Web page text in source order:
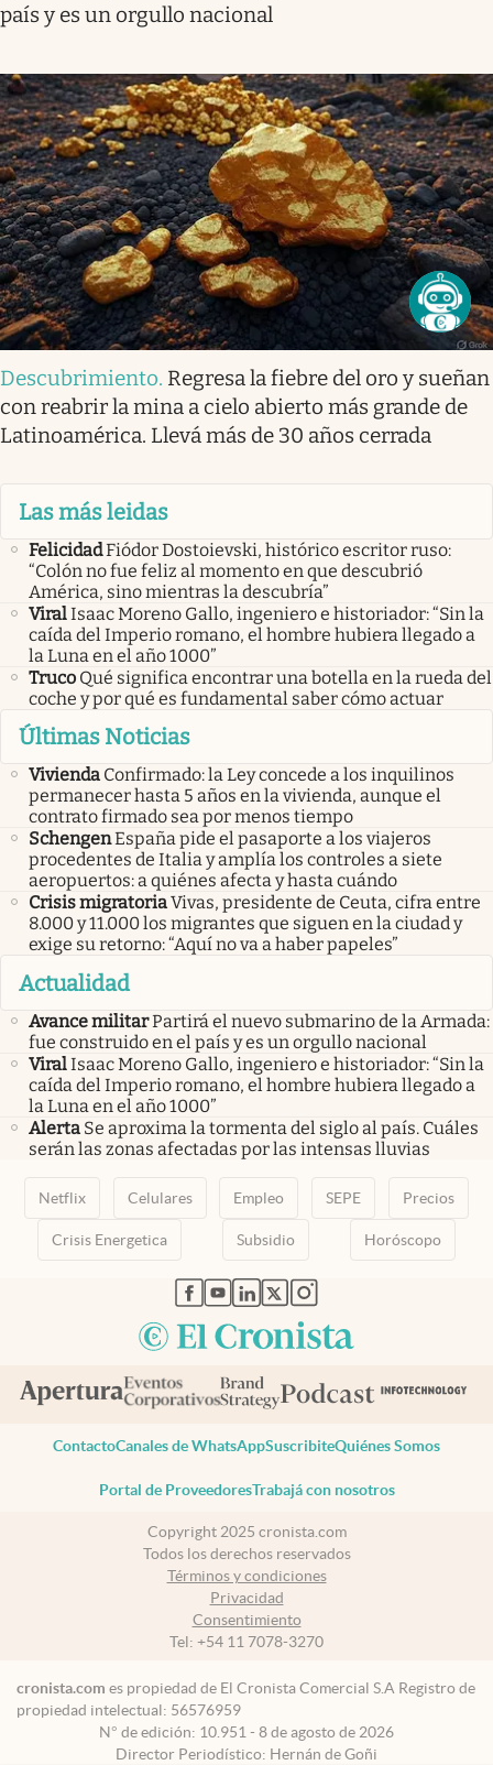
país y es un orgullo nacional
Descubrimiento. Regresa la fiebre del oro y sueñan
con reabrir la mina a cielo abierto más grande de
Latinoamérica. Llevá más de 30 años cerrada
Las más leidas
FelicidadFiódor Dostoievski, histórico escritor ruso:
“Colón no fue feliz al momento en que descubrió
América, sino mientras la descubría”
ViralIsaac Moreno Gallo, ingeniero e historiador: “Sin la
caída del Imperio romano, el hombre hubiera llegado a
la Luna en el año 1000”
Truco Qué significa encontrar una botella en la rueda del
coche y por qué es fundamental saber cómo actuar
Últimas Noticias
Vivienda Confirmado: la Ley concede a los inquilinos
permanecer hasta 5 años en la vivienda, aunque el
contrato firmado sea por menos tiempo
SchengenEspaña pide el pasaporte a los viajeros
procedentes de Italia y amplía los controles a siete
aeropuertos: a quiénes afecta y hasta cuándo
Crisis migratoriaVivas, presidente de Ceuta, cifra entre
8.000 y 11.000 los migrantes que siguen en la ciudad y
exige su retorno: “Aquí no va a haber papeles”
Actualidad
Avance militarPartirá el nuevo submarino de la Armada:
fue construido en el país y es un orgullo nacional
ViralIsaac Moreno Gallo, ingeniero e historiador: “Sin la
caída del Imperio romano, el hombre hubiera llegado a
la Luna en el año 1000”
Alerta Se aproxima la tormenta del siglo al país. Cuáles
serán las zonas afectadas por las intensas lluvias
Netflix Celulares Empleo SEPE Precios
Crisis Energetica Subsidio Horóscopo
abre en nueva pestaña
abre en nueva pestaña
abre en nueva pestaña
abre en nueva pestaña
abre en nueva pestaña
ContactoCanales de WhatsAppSuscribiteQuiénes Somos
Portal de ProveedoresTrabajá con nosotros
Copyright 2025 cronista.com
Todos los derechos reservados
Términos y condiciones
Privacidad
Consentimiento
Tel: +54 11 7078-3270
cronista.com es propiedad de El Cronista Comercial S.A Registro de
propiedad intelectual: 56576959
N° de edición: 10.951 - 8 de agosto de 2026
Director Periodístico: Hernán de Goñi